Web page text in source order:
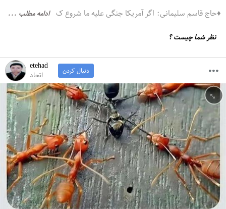
♦️حاج قاسم سلیمانی: اگر آمریکا جنگی علیه ما شروع ک ادامه مطلب ...
نظر شما چیست ؟
etehad
اتحاد دنبال کردن
↔